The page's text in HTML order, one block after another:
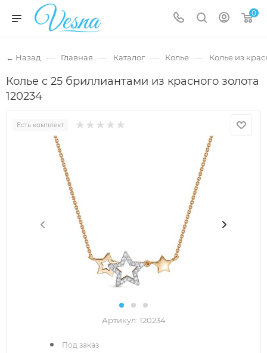
0
← Назад — Главная — Каталог — Колье — Колье из
Колье с 25 бриллиантами из красного золота
120234
Есть комплект
Артикул: 120234
Под заказ